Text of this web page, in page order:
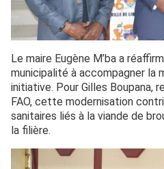
Le maire Eugène M’ba a
municipalité à accompagner
initiative. Pour Gilles Boupana,
FAO, cette modernisation
sanitaires liés à la viande de
la filière.